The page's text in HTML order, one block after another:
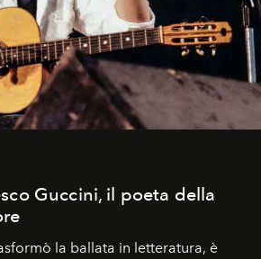
Guccini, il poeta della
la ballata in letteratura, è